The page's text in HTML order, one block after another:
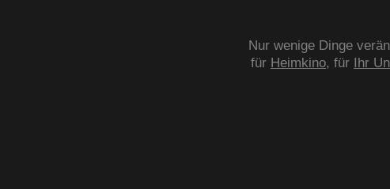
Nur wenige Dinge
für Heimkino, für Ihr